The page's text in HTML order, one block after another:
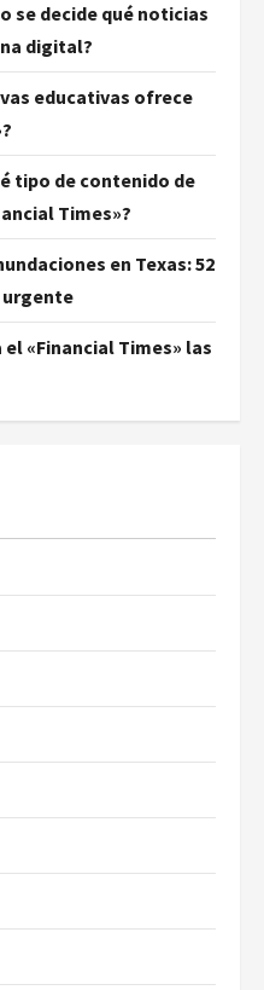
se decide qué noticias
digital?
educativas ofrece
tipo de contenido de
Times»?
en Texas: 52
urgente
el «Financial Times» las